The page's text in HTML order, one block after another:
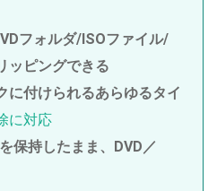
フォルダ/ISOファイル/
ッピングできる
に付けられるあらゆるタイ
に対応
保持したまま、DVD／